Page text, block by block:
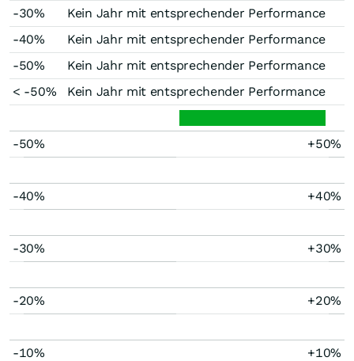
-30%
Kein Jahr mit entsprechender Performance
-40%
Kein Jahr mit entsprechender Performance
-50%
Kein Jahr mit entsprechender Performance
< -50%
Kein Jahr mit entsprechender Performance
-50% +50%
-40% +40%
-30% +30%
-20% +20%
-10% +10%